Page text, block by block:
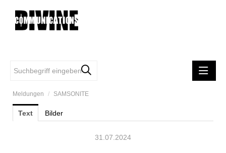
MELDUNGEN
DIVINE COMMUNCATIONS
Meldungen / SAMSONITE
Text Bilder
31.07.2024